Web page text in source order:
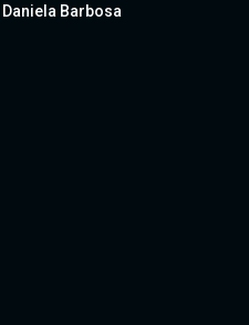
Daniela Barbosa